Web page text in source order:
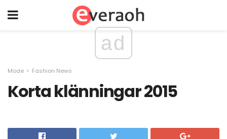
ad
Mode Fashion News
Korta klänningar 2015